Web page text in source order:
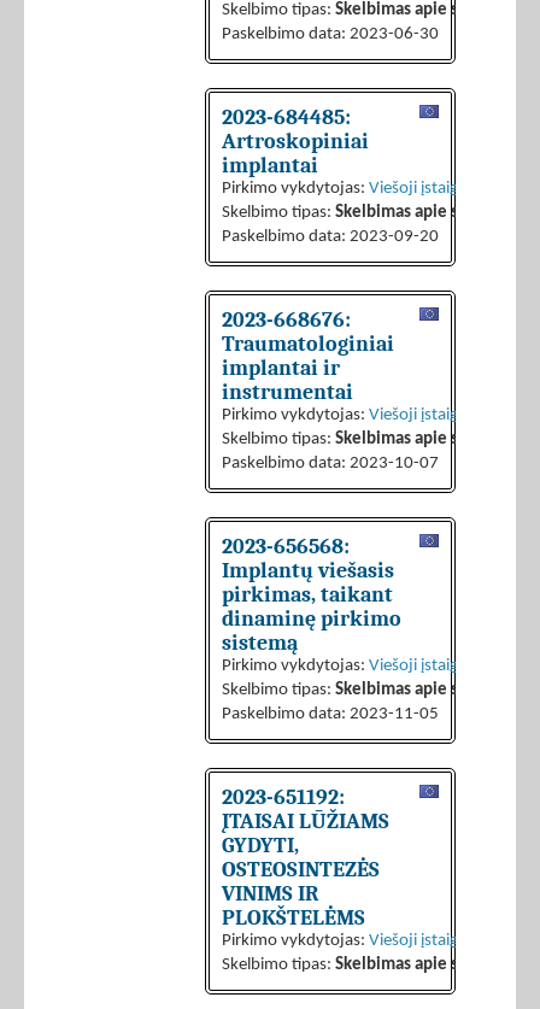
Skelbimo tipas: Skelbimas apie sutarties
Paskelbimo data: 2023-06-30
2023-684485:
Artroskopiniai
implantai
Pirkimo vykdytojas: Viešoji įstaiga CPO LT
Skelbimo tipas: Skelbimas apie sutarties
Paskelbimo data: 2023-09-20
2023-668676:
Traumatologiniai
implantai ir
instrumentai
Pirkimo vykdytojas: Viešoji įstaiga CPO LT
Skelbimo tipas: Skelbimas apie sutarties
Paskelbimo data: 2023-10-07
2023-656568:
Implantų viešasis
pirkimas, taikant
dinaminę pirkimo
sistemą
Pirkimo vykdytojas: Viešoji įstaiga CPO LT
Skelbimo tipas: Skelbimas apie sutarties
Paskelbimo data: 2023-11-05
2023-651192:
ĮTAISAI LŪŽIAMS
GYDYTI,
OSTEOSINTEZĖS
VINIMS IR
PLOKŠTELĖMS
Pirkimo vykdytojas: Viešoji įstaiga CPO LT
Skelbimo tipas: Skelbimas apie sutarties